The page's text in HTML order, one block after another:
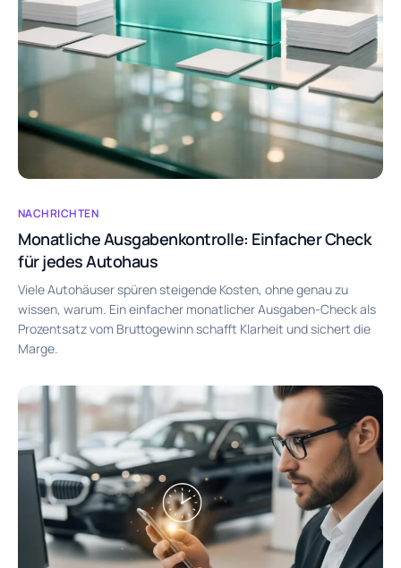
NACHRICHTEN
Monatliche Ausgabenkontrolle: Einfacher Check
für jedes Autohaus
Viele Autohäuser spüren steigende Kosten, ohne genau zu
wissen, warum. Ein einfacher monatlicher Ausgaben-Check als
Prozentsatz vom Bruttogewinn schafft Klarheit und sichert die
Marge.